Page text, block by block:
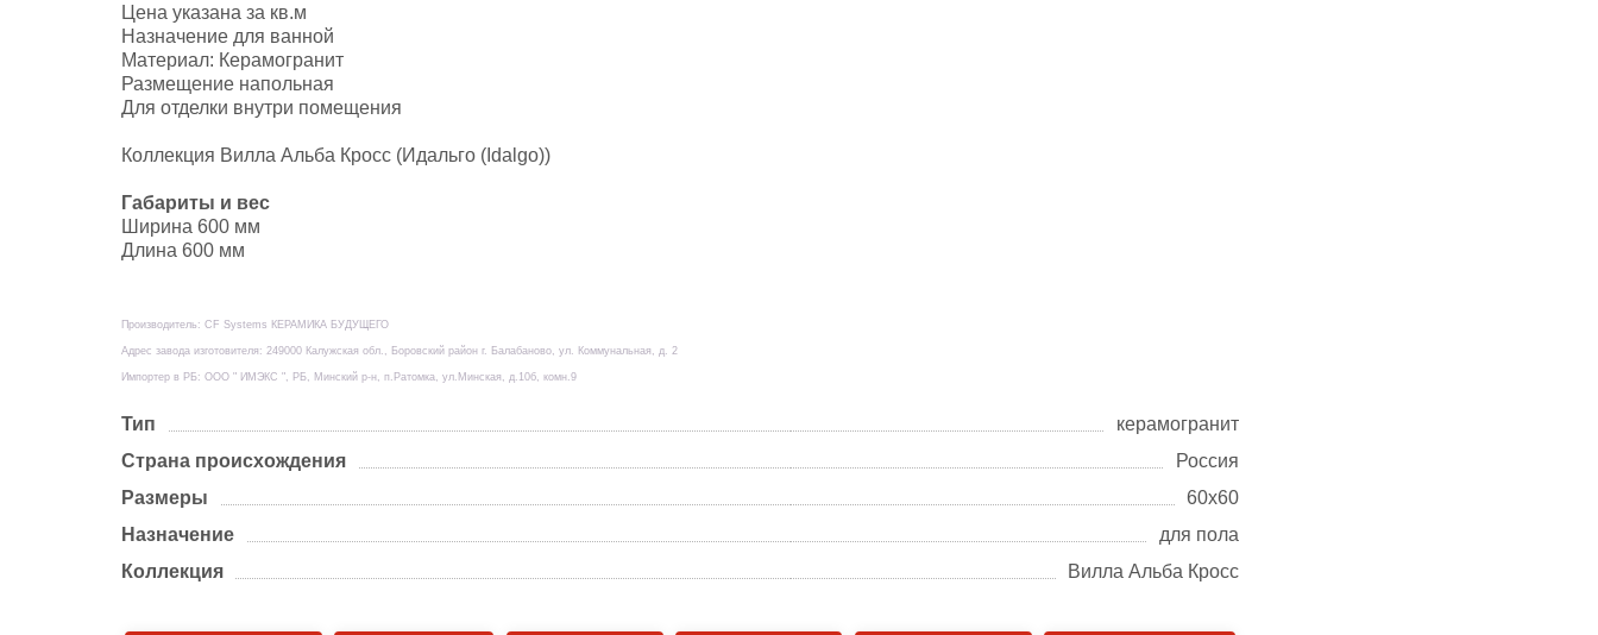
Цена указана за кв.м
Назначение для ванной
Материал: Керамогранит
Размещение напольная
Для отделки внутри помещения
Коллекция Вилла Альба Кросс (Идальго (Idalgo))
Габариты и вес
Ширина 600 мм
Длина 600 мм
Производитель: CF Systems КЕРАМИКА БУДУЩЕГО
Адрес завода изготовителя: 249000 Калужская обл., Боровский район г. Балабаново, ул. Коммунальная, д. 2
Импортер в РБ: ООО " ИМЭКС ", РБ, Минский р-н, п.Ратомка, ул.Минская, д.10б, комн.9
Тип
керамогранит
Страна происхождения
Россия
Размеры
60х60
Назначение
для пола
Коллекция
Вилла Альба Кросс